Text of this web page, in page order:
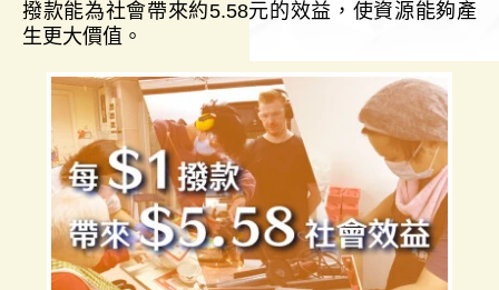
撥款能為社會帶來約5.58元的效益，使資源能夠產
生更大價值。